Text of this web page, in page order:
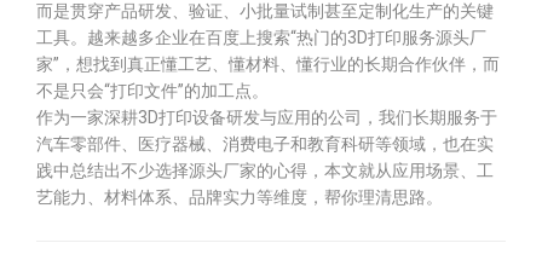
而是贯穿产品研发、验证、小批量试制甚至定制化生产的关键
工具。越来越多企业在百度上搜索“热门的3D打印服务源头厂
家”，想找到真正懂工艺、懂材料、懂行业的长期合作伙伴，而
不是只会“打印文件”的加工点。
作为一家深耕3D打印设备研发与应用的公司，我们长期服务于
汽车零部件、医疗器械、消费电子和教育科研等领域，也在实
践中总结出不少选择源头厂家的心得，本文就从应用场景、工
艺能力、材料体系、品牌实力等维度，帮你理清思路。